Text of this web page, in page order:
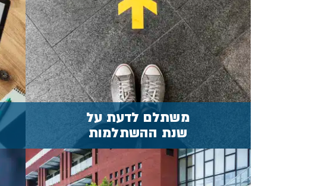
משתלם לדעת על
שנת ההשתלמות
כל שעליך לדעת טרם יציאה
לשנת ההשתלמות
מידע נוסף